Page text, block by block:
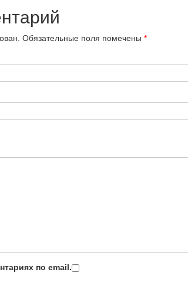
Обязательные поля помечены *
по email.